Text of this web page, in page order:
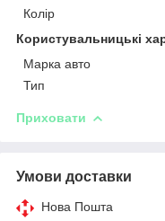
Колір
Користувальницькі
Марка авто
Тип
Приховати
Умови доставки
Нова Пошта